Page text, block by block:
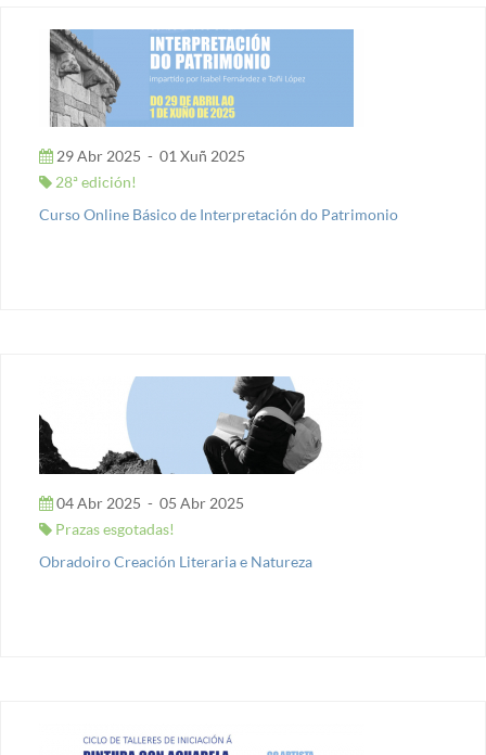
29 Abr 2025 - 01 Xuñ 2025
28ª edición!
Curso Online Básico de Interpretación do Patrimonio
04 Abr 2025 - 05 Abr 2025
Prazas esgotadas!
Obradoiro Creación Literaria e Natureza